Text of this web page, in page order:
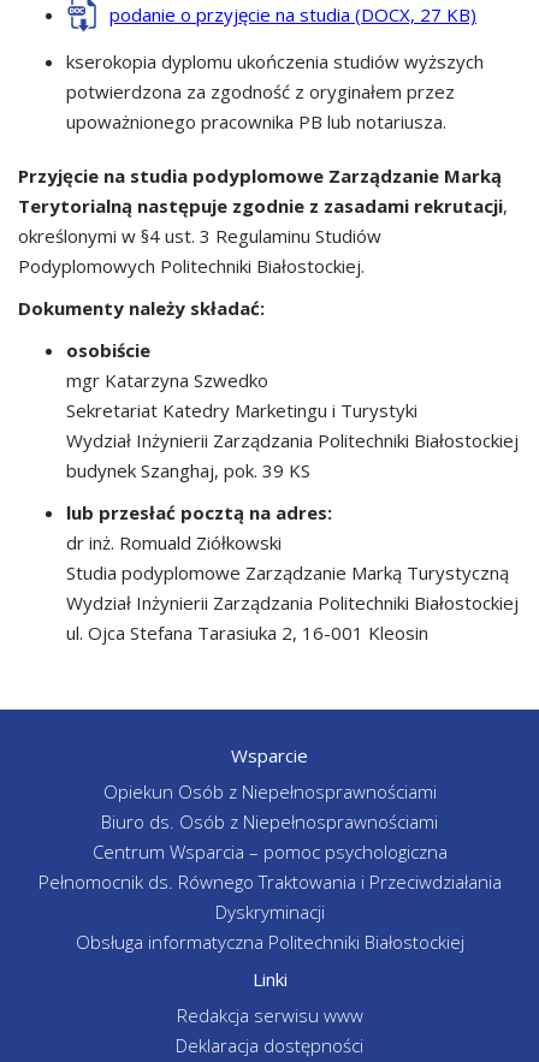
podanie o przyjęcie na studia (DOCX, 27 KB)
kserokopia dyplomu ukończenia studiów wyższych
potwierdzona za zgodność z oryginałem przez
upoważnionego pracownika PB lub notariusza.
Przyjęcie na studia podyplomowe Zarządzanie Marką
Terytorialną następuje zgodnie z zasadami rekrutacji,
określonymi w §4 ust. 3 Regulaminu Studiów
Podyplomowych Politechniki Białostockiej.
Dokumenty należy składać:
osobiście
mgr Katarzyna Szwedko
Sekretariat Katedry Marketingu i Turystyki
Wydział Inżynierii Zarządzania Politechniki Białostockiej
budynek Szanghaj, pok. 39 KS
lub przesłać pocztą na adres:
dr inż. Romuald Ziółkowski
Studia podyplomowe Zarządzanie Marką Turystyczną
Wydział Inżynierii Zarządzania Politechniki Białostockiej
ul. Ojca Stefana Tarasiuka 2, 16-001 Kleosin
Wsparcie
Opiekun Osób z Niepełnosprawnościami
Biuro ds. Osób z Niepełnosprawnościami
Centrum Wsparcia – pomoc psychologiczna
Pełnomocnik ds. Równego Traktowania i Przeciwdziałania
Dyskryminacji
Obsługa informatyczna Politechniki Białostockiej
Linki
Redakcja serwisu www
Deklaracja dostępności